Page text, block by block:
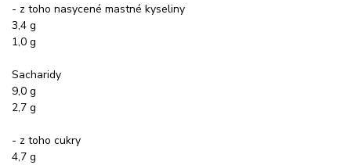
- z toho nasycené mastné kyseliny
3,4 g
1,0 g
Sacharidy
9,0 g
2,7 g
- z toho cukry
4,7 g